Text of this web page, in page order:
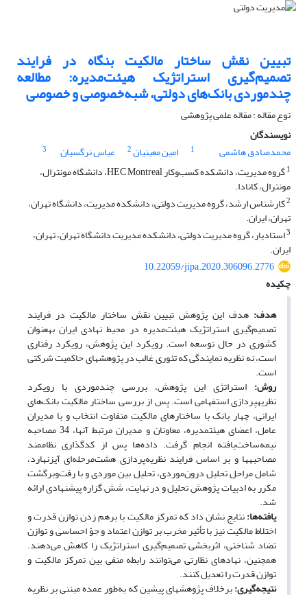
تبیین نقش ساختار مالکیت بنگاه در فرایند
تصمیم‌گیری استراتژیک هیئت‌مدیره: مطالعه
چندموردی بانک‌های دولتی، شبه‌خصوصی و خصوصی
نوع مقاله : مقاله علمی پژوهشی
نویسندگان
محمدصادق هاشمی
1 امین معینیان2 عباس نرگسیان
3
1
گروه مدیریت، دانشکده کسب‌وکار HEC Montreal، دانشگاه مونترال،
مونترال، کانادا.
2کارشناس ارشد، گروه مدیریت دولتی، دانشکده مدیریت، دانشگاه تهران،
تهران، ایران.
3استادیار، گروه مدیریت دولتی، دانشکده مدیریت دانشگاه تهران، تهران،
ایران.
10.22059/jipa.2020.306096.2776
چکیده
هدف: هدف این پژوهش تبیین نقش ساختار مالکیت در فرایند
تصمیم‌گیری استراتژیک هیئت‌مدیره در محیط نهادی ایران بهعنوان
کشوری در حال توسعه است. رویکرد این پژوهش، رویکرد رفتاری
است، نه نظریه نمایندگی که تئوری غالب در پژوهشهای حاکمیت شرکتی
است.
روش: استراتژی این پژوهش، بررسی چندموردی با رویکرد
نظریه‎پردازی استفهامی است. پس از بررسی ساختار مالکیت بانک‌های
ایرانی، چهار بانک با ساختارهای مالکیت متفاوت انتخاب و با مدیران
عامل، اعضای هیئت‎مدیره، معاونان و مدیران مرتبط آنها، 34 مصاحبه
نیمه‌ساخت‌یافته انجام گرفت. داده‌ها پس از کدگذاری نظام‎مند
مصاحبه‎ها و بر اساس فرایند نظریه‌پردازی هشت‌مرحله‌ای آیزنهارد،
شامل مراحل تحلیل درون‌موردی، تحلیل بین موردی و با رفت‎‌وبرگشت
مکرر به ادبیات پژوهش تحلیل و در نهایت، شش گزاره پیشنهادی ارائه
شد.
یافته‌ها:نتایج نشان داد که تمرکز مالکیت با بر‌هم زدن توازن قدرت و
اختلاط مالکیت نیز با تأثیر مخرب بر توازن اعتماد و جوّ احساسی و توازن
تضاد شناختی، اثربخشی تصمیم‌گیری استراتژیک را کاهش می‌دهند.
همچنین، نهادهای نظارتی می‌توانند رابطه منفی بین تمرکز مالکیت و
توازن قدرت را تعدیل کنند.
نتیجه‌گیری:برخلاف پژوهش‏های پیشین که به‌طور عمده مبتنی بر نظریه